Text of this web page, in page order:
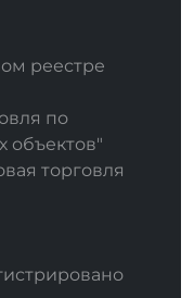
реестре
по
объектов"
торговля